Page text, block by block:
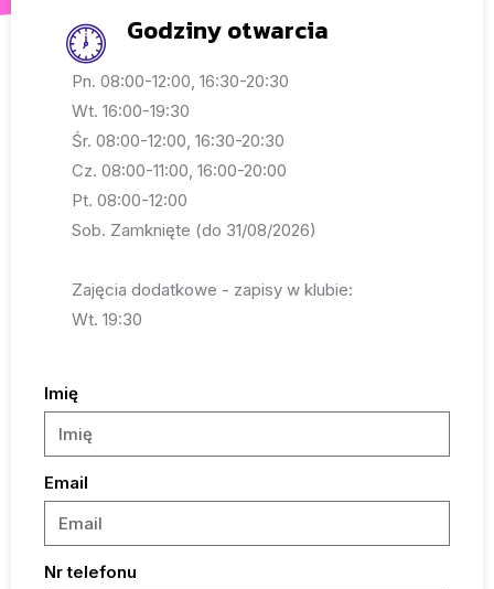
Godziny otwarcia
Pn. 08:00-12:00, 16:30-20:30
Wt. 16:00-19:30
Śr. 08:00-12:00, 16:30-20:30
Cz. 08:00-11:00, 16:00-20:00
Pt. 08:00-12:00
Sob. Zamknięte (do 31/08/2026)
Zajęcia dodatkowe - zapisy w klubie:
Wt. 19:30
Imię
Email
Nr telefonu